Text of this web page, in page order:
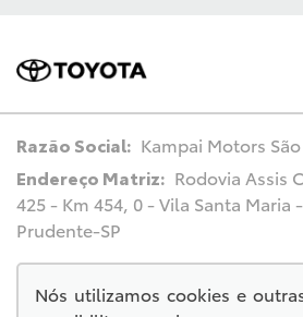
Razão Social: Kampai Motors
Endereço Matriz: Rodovia Assis
425 - Km 454, 0 - Vila Santa Maria
Prudente-SP
Nós utilizamos cookies e